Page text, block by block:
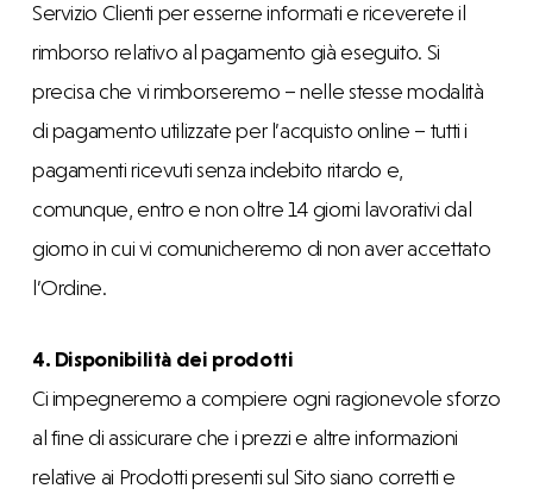
Servizio Clienti per esserne informati e riceverete il
rimborso relativo al pagamento già eseguito. Si
precisa che vi rimborseremo – nelle stesse modalità
di pagamento utilizzate per l’acquisto online – tutti i
pagamenti ricevuti senza indebito ritardo e,
comunque, entro e non oltre 14 giorni lavorativi dal
giorno in cui vi comunicheremo di non aver accettato
l’Ordine.
4. Disponibilità dei prodotti
Ci impegneremo a compiere ogni ragionevole sforzo
al fine di assicurare che i prezzi e altre informazioni
relative ai Prodotti presenti sul Sito siano corretti e